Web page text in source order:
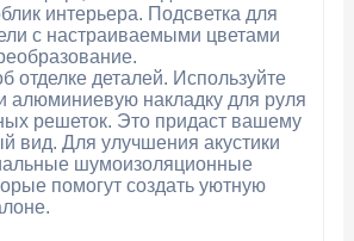
интерьера. Подсветка для
с настраиваемыми цветами
отделке деталей. Используйте
алюминиевую накладку для руля
решеток. Это придаст вашему
вид. Для улучшения акустики
шумоизоляционные
помогут создать уютную